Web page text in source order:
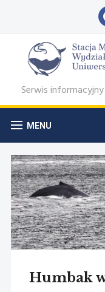
Serwis
MENU
Humbak